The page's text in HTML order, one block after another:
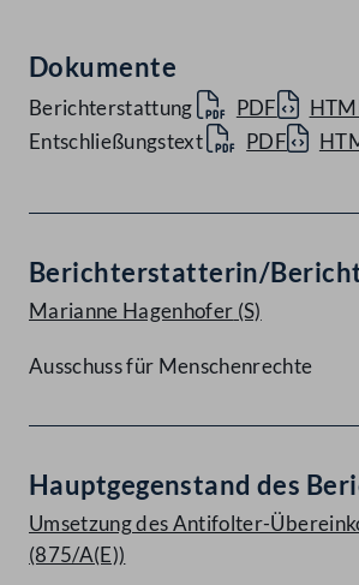
Dokumente
Berichterstattung PDF
Entschließungstext
PDF
Berichterstatterin/
Marianne Hagenhofer (S)
Ausschuss für Menschenrechte
Hauptgegenstand des
Umsetzung des Antifolter-
(875/A(E))